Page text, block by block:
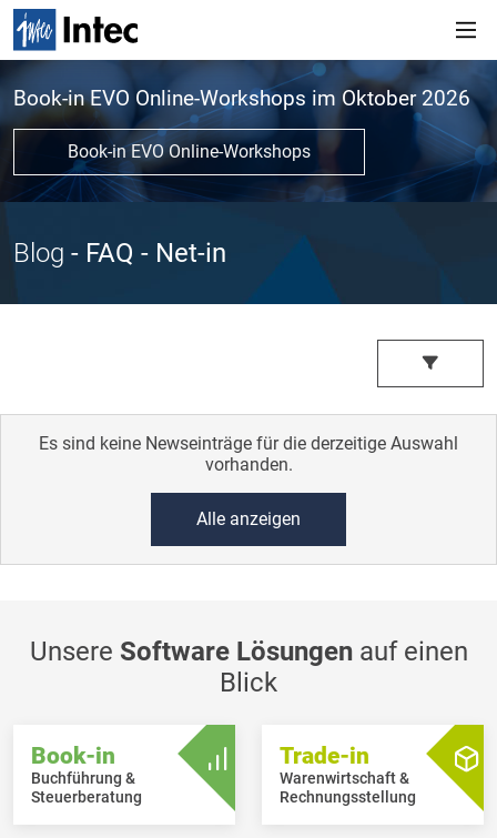
Book-in EVO Online-Workshops im Oktober 2026
Book-in EVO Online-Workshops
Blog - FAQ - Net-in
Es sind keine Newseinträge für die derzeitige Auswahl
vorhanden.
Alle anzeigen
Unsere Software Lösungenauf einen
Blick
Book-in
Buchführung &
Steuerberatung
Trade-in
Warenwirtschaft &
Rechnungsstellung